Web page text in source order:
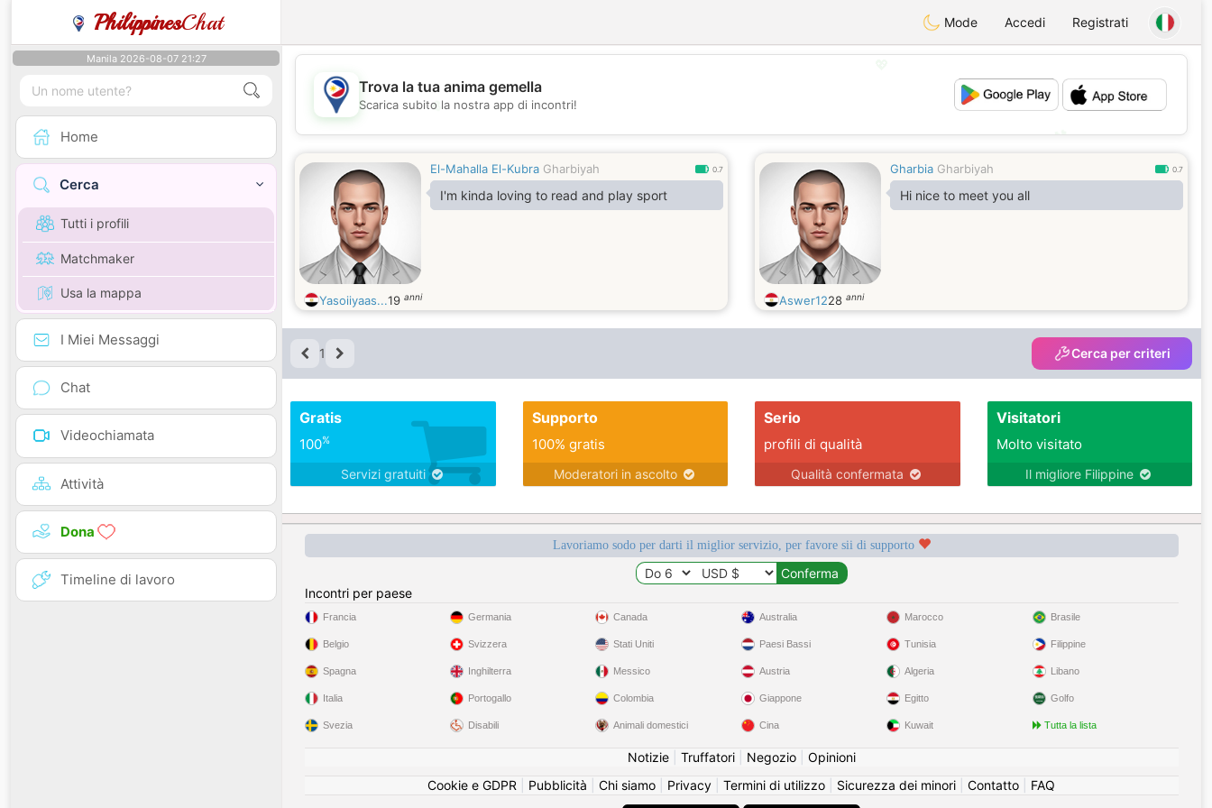
PhilippinesChat Mode Accedi Registrati
Manila 2026-08-07 21:27
Home
Cerca
Tutti i profili
Matchmaker
Usa la mappa
I Miei Messaggi
Chat
Videochiamata
Attività
Dona
Timeline di lavoro
💖
💕
Trova la tua anima gemella
Scarica subito la nostra app di incontri!
El-Mahalla El-Kubra Gharbiyah 0.7
I'm kinda loving to read and play sport
Yasoiiyaas...19 anni
Gharbia Gharbiyah 0.7
Hi nice to meet you all
Aswer1228 anni
1 Cerca per criteri
Gratis
100%
Servizi gratuiti
Supporto
100% gratis
Moderatori in ascolto
Serio
profili di qualità
Qualità confermata
Visitatori
Molto visitato
Il migliore Filippine
Lavoriamo sodo per darti il miglior servizio, per favore sii di supporto
Incontri per paese
Francia
Belgio
Spagna
Italia
Svezia
Germania
Svizzera
Inghilterra
Portogallo
Disabili
Canada
Stati Uniti
Messico
Colombia
Animali domestici
Australia
Paesi Bassi
Austria
Giappone
Cina
Marocco
Tunisia
Algeria
Egitto
Kuwait
Brasile
Filippine
Libano
Golfo
Tutta la lista
Notizie| Truffatori| Negozio| Opinioni
Cookie e GDPR
Pubblicità Chi siamo Privacy Termini di utilizzo Sicurezza dei minori Contatto FAQ